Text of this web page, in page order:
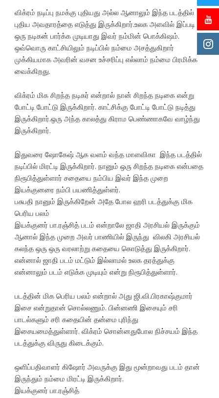
விக்ரம் நடிப்பு நமக்கு புதியது அல்ல ஆனாலும் இந்த படத்தில்
புதிய அவதாரத்தை எடுத்து இருக்கிறார்.உலக அளவில் இப்படி
ஒரு நடிகன் பார்க்க முடியாது இவர் நம்மின் பொக்கிஷம்.
ஒவ்வொரு காட்சியிலும் நடிப்பில் நம்மை அசத்துகிறார்
முக்கியமாக அவரின் வசன உச்சரிப்பு எல்லாம் நம்மை பிரமிக்க
வைக்கிறது.
விக்ரம் மிக சிறந்த நடிகர் என்றால் நான் சிறந்த நடிகை என்று
போட்டி போட்டு இருக்கிறார். காட்சிக்கு போட்டி போட்டு நடித்து
இருக்கிறார்.ஒரு அந்த காலத்து கிராம பெண்ணாகவே வாழ்ந்து
இருக்கிறார்.
இதுவரை ஷோகேஷ் ஆக வளம் வந்த மாளவிகா இந்த படத்தில்
நடிப்பில் மிரட்டி இருக்கிறார். நானும் ஒரு சிறந்த நடிகை என்பதை
நிரூபித்துள்ளார் சதையை நம்பிய இவர் இந்த முறை
இயக்குனரை நம்பி பயணித்துள்ளர்.
பசுபதி நானும் இருக்கிறேன் அதே போல ஹரி படத்துக்கு மிக
பெரிய பலம்
இயக்குனர் பா.ரஞ்சித் படம் என்றாலே ஜாதி அரசியல் இருக்கும்
ஆனால் இந்த முறை அவர் பாணியில் இருந்து விலகி அரசியல்
கலந்த ஒரு ஒரு வரலாற்று கதையை கொடுத்து இருக்கிறார்.
என்னால் ஜாதி படம் மட்டும் இல்லாமல் உலக தரத்துக்கு
என்னாலும் படம் எடுக்க முடியும் என்று நிரூபித்துள்ளார்.
படத்தின் மிக பெரிய பலம் என்றால் அது ஜி.வி.பிரகாஷ்குமார்
இசை என்றுதான் சொல்லணும். பின்னணி இசையும் சரி
பாடல்களும் சரி கதையின் தன்மை புரிந்து
இசையமைத்துள்ளார். விக்ரம் சொன்னதுபோல நிச்சயம் இந்த
படத்துக்கு விருது கிடைக்கும்.
ஒளிப்பதிவாளர் கிஷோர் அவருக்கு இது மூன்றாவது படம் தான்
இருந்தும் நம்மை மிரட்டி இருக்கிறார்.
இயக்குனர் பா.ரஞ்சித்